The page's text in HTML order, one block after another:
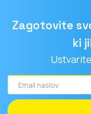
Zagotovite
ki
Email
naslov